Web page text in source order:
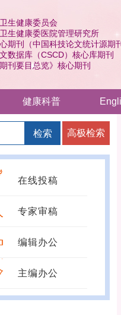
生健康委员会
生健康委医院管理研究所
期刊（中国科技论文统计源期刊
数据库（CSCD）核心库期刊
刊要目总览》核心期刊
健康科普
检索 高极检索
在线投稿
专家审稿
编辑办公
主编办公